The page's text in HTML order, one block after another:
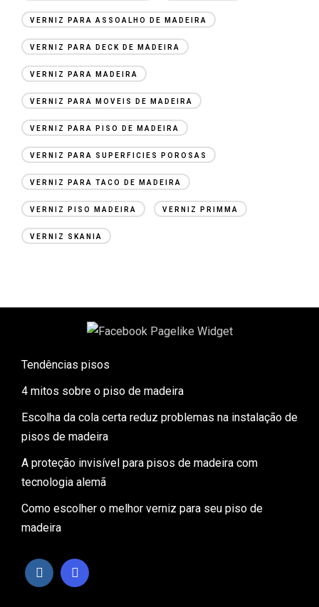
VERNIZ PARA ASSOALHO DE MADEIRA
VERNIZ PARA DECK DE MADEIRA
VERNIZ PARA MADEIRA
VERNIZ PARA MOVEIS DE MADEIRA
VERNIZ PARA PISO DE MADEIRA
VERNIZ PARA SUPERFICIES POROSAS
VERNIZ PARA TACO DE MADEIRA
VERNIZ PISO MADEIRA VERNIZ PRIMMA
VERNIZ SKANIA
Tendências pisos
4 mitos sobre o piso de madeira
Escolha da cola certa reduz problemas na instalação de
pisos de madeira
A proteção invisível para pisos de madeira com
tecnologia alemã
Como escolher o melhor verniz para seu piso de
madeira